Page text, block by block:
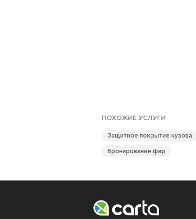
ПОХОЖИЕ УСЛУГИ
Защитное покрытие кузова
Бронирование фар